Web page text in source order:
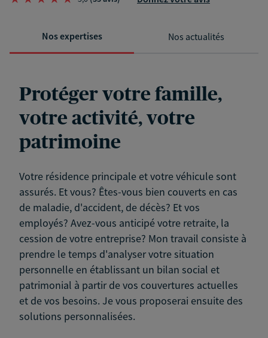
Nos expertises Nos actualités
Protéger votre famille,
votre activité, votre
patrimoine
Votre résidence principale et votre véhicule sont
assurés. Et vous? Êtes-vous bien couverts en cas
de maladie, d'accident, de décès? Et vos
employés? Avez-vous anticipé votre retraite, la
cession de votre entreprise? Mon travail consiste à
prendre le temps d'analyser votre situation
personnelle en établissant un bilan social et
patrimonial à partir de vos couvertures actuelles
et de vos besoins. Je vous proposerai ensuite des
solutions personnalisées.